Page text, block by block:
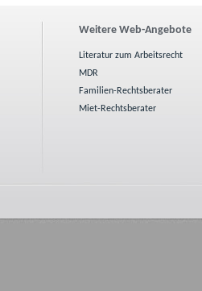
Weitere Web-Angebote
Literatur zum Arbeitsrecht
MDR
Familien-Rechtsberater
Miet-Rechtsberater